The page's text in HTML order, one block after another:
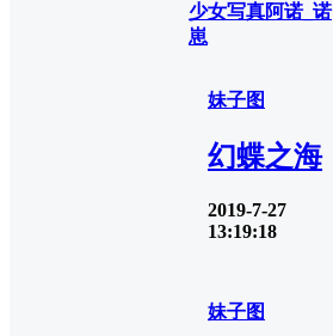
少女写真阿诺_诺
崽
妹子图
幻蝶之海
2019-7-27
13:19:18
妹子图